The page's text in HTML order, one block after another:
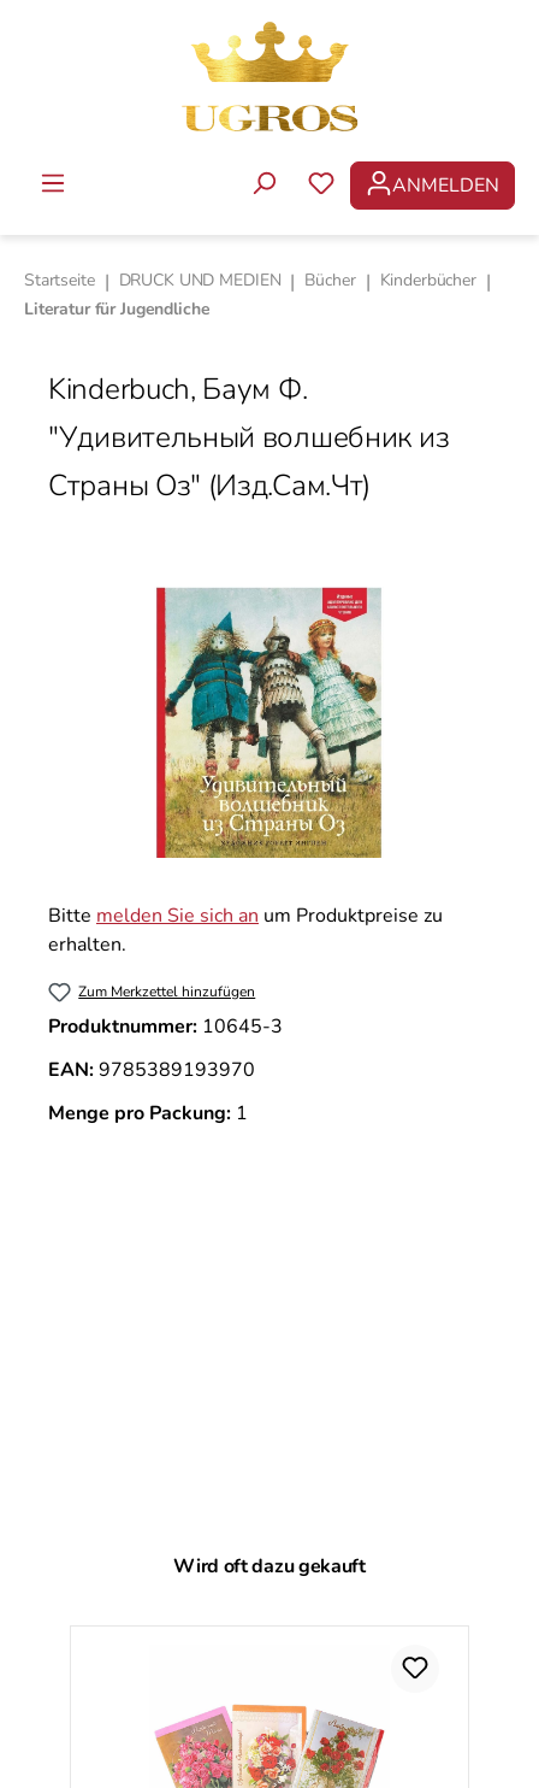
DU HAST 0
ANMELDEN
Startseite | DRUCK UND MEDIEN | Bücher | Kinderbücher |
Literatur für Jugendliche
Kinderbuch, Баум Ф.
"Удивительный волшебник из
Страны Оз" (Изд.Сам.Чт)
Bitte melden Sie sich an um Produktpreise zu
erhalten.
Zum Merkzettel hinzufügen
Produktnummer: 10645-3
EAN:9785389193970
Menge pro Packung: 1
Produktgalerie überspringen
Wird oft dazu gekauft